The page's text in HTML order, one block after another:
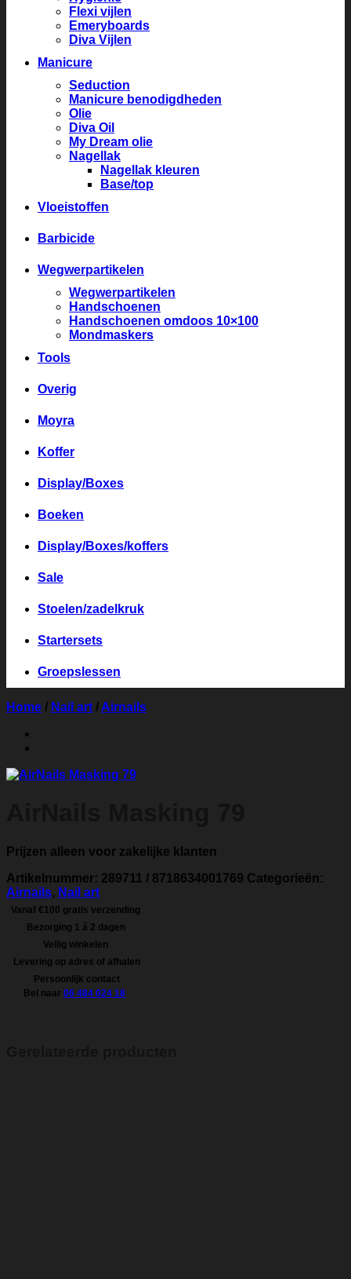
Flexi vijlen
Emeryboards
Diva Vijlen
Manicure
Seduction
Manicure benodigdheden
Olie
Diva Oil
My Dream olie
Nagellak
Nagellak kleuren
Base/top
Vloeistoffen
Barbicide
Wegwerpartikelen
Wegwerpartikelen
Handschoenen
Handschoenen omdoos 10×100
Mondmaskers
Tools
Overig
Moyra
Koffer
Display/Boxes
Boeken
Display/Boxes/koffers
Sale
Stoelen/zadelkruk
Startersets
Groepslessen
Home / Nail art / Airnails
Prijzen alleen voor zakelijke klanten
Artikelnummer: 289711 / 8718634001769 Categorieën:
Airnails, Nail art
Vanaf €100 gratis verzending
Bezorging 1 á 2 dagen
Veilig winkelen
Levering op adres of afhalen
Persoonlijk contact
Bel naar 06 484 024 18